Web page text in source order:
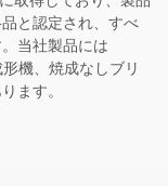
と認定され、すべ
当社製品には
機、焼成なしブリ
ます。